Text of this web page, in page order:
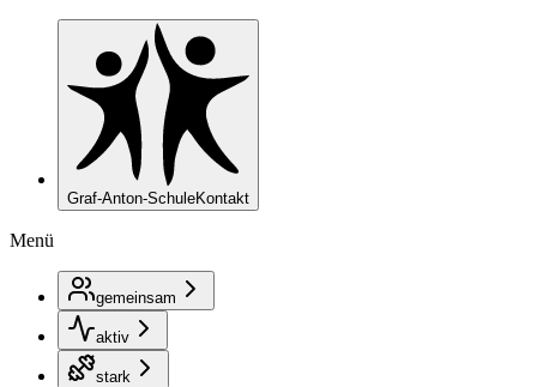
Graf-Anton-SchuleKontakt
Menü
gemeinsam
aktiv
stark